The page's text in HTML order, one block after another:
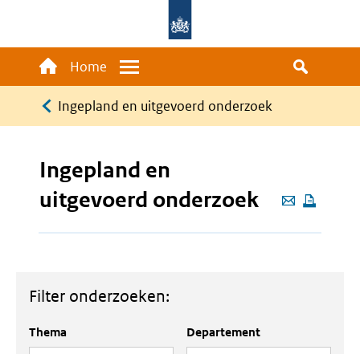
gaan
Main
navigation
Home Menu
Kruimelpad
Ingepland en uitgevoerd onderzoek
Deze
pagina
Ingepland en
uitgevoerd onderzoek
Filter onderzoeken:
Thema
Departement